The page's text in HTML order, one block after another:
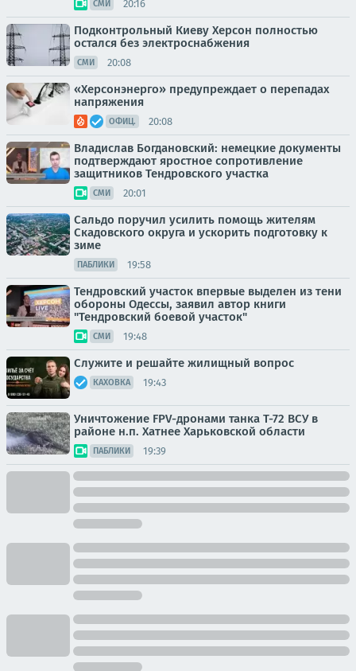
СМИ 20:16
Подконтрольный Киеву Херсон полностью
остался без электроснабжения
СМИ 20:08
«Херсонэнерго» предупреждает о перепадах
напряжения
ОФИЦ. 20:08
Владислав Богдановский: немецкие документы
подтверждают яростное сопротивление
защитников Тендровского участка
СМИ 20:01
Сальдо поручил усилить помощь жителям
Скадовского округа и ускорить подготовку к
зиме
ПАБЛИКИ 19:58
Тендровский участок впервые выделен из тени
обороны Одессы, заявил автор книги
"Тендровский боевой участок"
СМИ 19:48
Служите и решайте жилищный вопрос
КАХОВКА 19:43
Уничтожение FPV-дронами танка Т-72 ВСУ в
районе н.п. Хатнее Харьковской области
ПАБЛИКИ 19:39